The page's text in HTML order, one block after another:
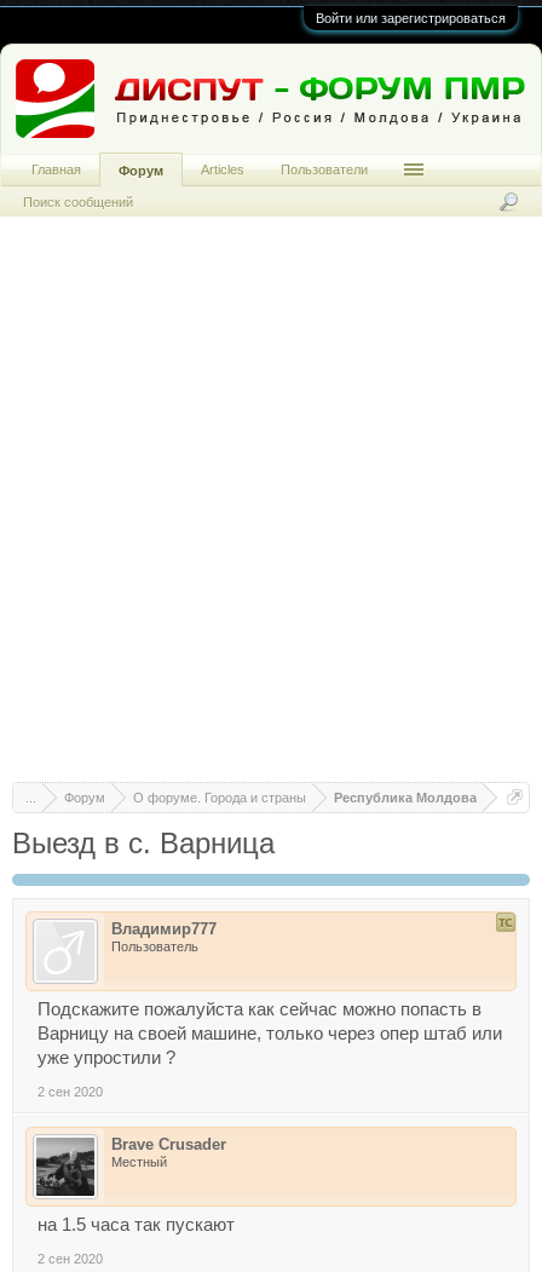
Войти или зарегистрироваться
Форум О форуме. Города и страны Республика Молдова
Выезд в с. Варница
Владимир777
Пользователь
Подскажите пожалуйста как сейчас можно попасть в
Варницу на своей машине, только через опер штаб или
уже упростили ?
2 сен 2020
Brave Crusader
Местный
на 1.5 часа так пускают
2 сен 2020
Главная Форум
Поиск сообщений
Articles Пользователи